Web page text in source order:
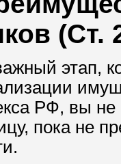
(Ст.
этап,
РФ, вы
пока не